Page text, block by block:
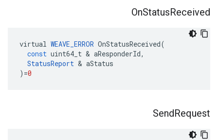
OnStatusReceived
virtual WEAVE_ERROR OnStatusReceived(
const uint64_t & aResponderId,
StatusReport & aStatus
) =0
SendRequest